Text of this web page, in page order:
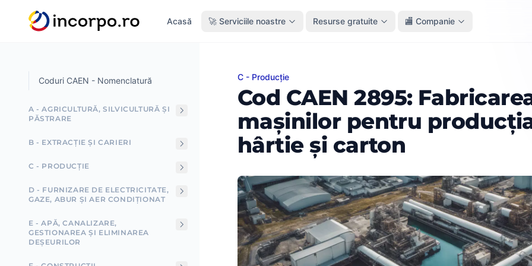
principal
Acasă 🚀 Serviciile noastre Resurse gratuite 🏬 Companie
Coduri CAEN - Nomenclatură
A - AGRICULTURĂ, SILVICULTURĂ ȘI
PĂSTRARE
B - EXTRACȚIE ȘI CARIERI
C - PRODUCȚIE
D - FURNIZARE DE ELECTRICITATE,
GAZE, ABUR ȘI AER CONDIȚIONAT
E - APĂ, CANALIZARE,
GESTIONAREA ȘI ELIMINAREA
DEȘEURILOR
Cod CAEN 2895: Fabricarea mașinilor pentru producția de hârtie
C - Producție
Cod CAEN 2895:
mașinilor pentru
hârtie și carton